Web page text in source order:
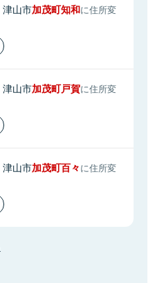
津山市加茂町知和に住所変
津山市加茂町戸賀に住所変
津山市加茂町百々に住所変